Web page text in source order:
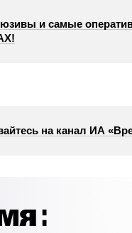
и самые
на канал ИА